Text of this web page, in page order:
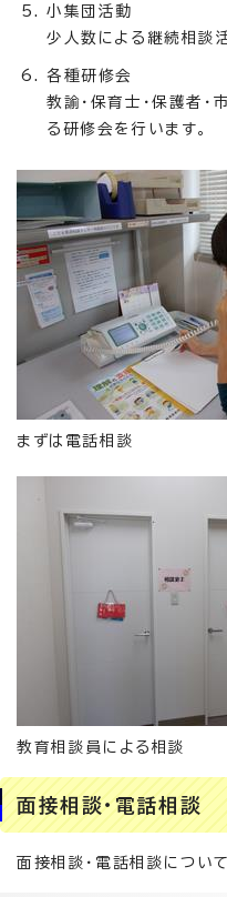
小集団活動
少人数による継続相談活
各種研修会
教諭・保育士・保護者・
る研修会を行います。
まずは電話相談
教育相談員による相談
面接相談・電話相談
面接相談・電話相談につい